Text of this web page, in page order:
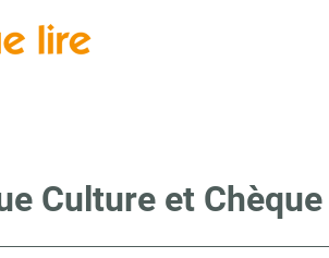
Culture et